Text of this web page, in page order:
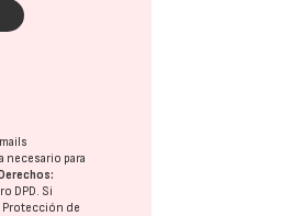
necesario para
DPD. Si
Protección de